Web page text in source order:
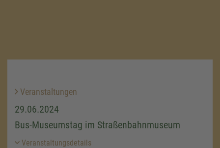
Veranstaltungen
29.06.2024
Bus-Museumstag im Straßenbahnmuseum
Veranstaltungsdetails